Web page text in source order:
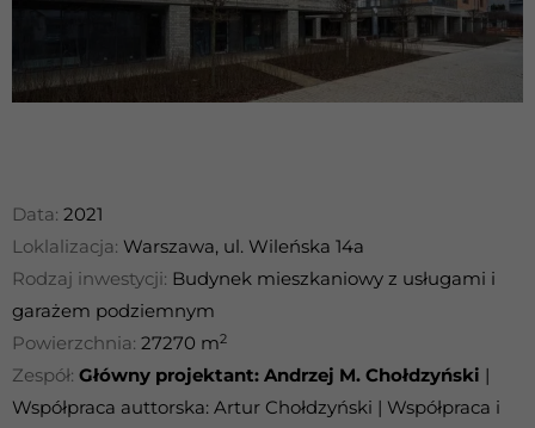
Data: 2021
Loklalizacja: Warszawa, ul. Wileńska 14a
Rodzaj inwestycji: Budynek mieszkaniowy z usługami i
garażem podziemnym
Powierzchnia: 27270 m2
Zespół: Główny projektant: Andrzej M. Chołdzyński |
Współpraca auttorska: Artur Chołdzyński | Współpraca i